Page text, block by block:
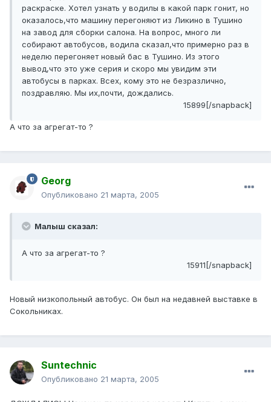
раскраске. Хотел узнать у водилы в какой парк гонит, но
оказалось,что машину перегоняют из Ликино в Тушино
на завод для сборки салона. На вопрос, много ли
собирают автобусов, водила сказал,что примерно раз в
неделю перегоняет новый бас в Тушино. Из этого
вывод,что это уже серия и скоро мы увидим эти
автобусы в парках. Всех, кому это не безразлично,
поздравляю. Мы их,почти, дождались.
15899[/snapback]
А что за агрегат-то ?
Georg
Опубликовано 21 марта, 2005
Малыш сказал:
А что за агрегат-то ?
15911[/snapback]
Новый низкопольный автобус. Он был на недавней выставке в
Сокольниках.
Suntechnic
Опубликовано 21 марта, 2005